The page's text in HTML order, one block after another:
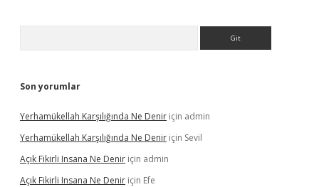
Son yorumlar
Yerhamükellah Karşılığında Ne Denir için admin
Yerhamükellah Karşılığında Ne Denir için Sevil
Açık Fikirli Insana Ne Denir için admin
Açık Fikirli Insana Ne Denir için Efe